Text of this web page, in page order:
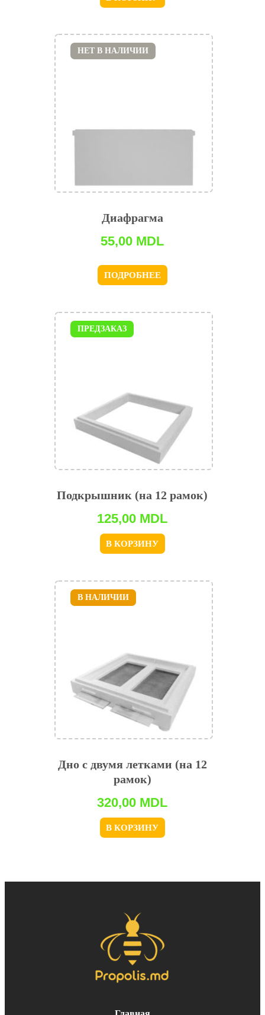
Диафрагма
55,00 MDL
ПОДРОБНЕЕ
НЕТ В НАЛИЧИИ
Подкрышник (на 12 рамок)
125,00 MDL
В КОРЗИНУ
ПРЕДЗАКАЗ
Дно с двумя летками (на 12
рамок)
320,00 MDL
В КОРЗИНУ
В НАЛИЧИИ